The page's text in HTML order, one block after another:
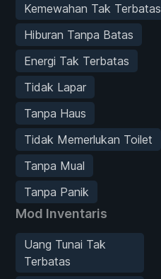
Kemewahan Tak Terbatas
Hiburan Tanpa Batas
Energi Tak Terbatas
Tidak Lapar
Tanpa Haus
Tidak Memerlukan Toilet
Tanpa Mual
Tanpa Panik
Mod Inventaris
Uang Tunai Tak
Terbatas